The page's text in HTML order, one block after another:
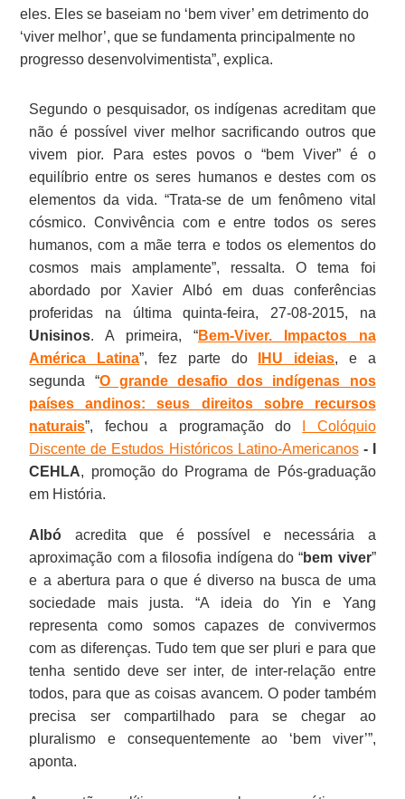
eles. Eles se baseiam no ‘bem viver’ em detrimento do
‘viver melhor’, que se fundamenta principalmente no
progresso desenvolvimentista”, explica.
Segundo o pesquisador, os indígenas acreditam que
não é possível viver melhor sacrificando outros que
vivem pior. Para estes povos o “bem Viver” é o
equilíbrio entre os seres humanos e destes com os
elementos da vida. “Trata-se de um fenômeno vital
cósmico. Convivência com e entre todos os seres
humanos, com a mãe terra e todos os elementos do
cosmos mais amplamente”, ressalta. O tema foi
abordado por Xavier Albó em duas conferências
proferidas na última quinta-feira, 27-08-2015, na
Unisinos. A primeira, “Bem-Viver. Impactos na
América Latina”, fez parte do IHU ideias, e a
segunda “O grande desafio dos indígenas nos
países andinos: seus direitos sobre recursos
naturais”, fechou a programação do
I Colóquio
Discente de Estudos Históricos Latino-Americanos- I
CEHLA, promoção do Programa de Pós-graduação
em História.
Albó acredita que é possível e necessária a
aproximação com a filosofia indígena do “bem viver”
e a abertura para o que é diverso na busca de uma
sociedade mais justa. “A ideia do Yin e Yang
representa como somos capazes de convivermos
com as diferenças. Tudo tem que ser pluri e para que
tenha sentido deve ser inter, de inter-relação entre
todos, para que as coisas avancem. O poder também
precisa ser compartilhado para se chegar ao
pluralismo e consequentemente ao ‘bem viver’”,
aponta.